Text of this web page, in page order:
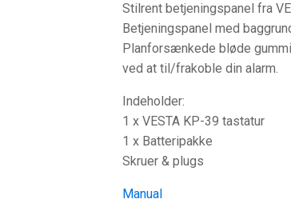
Stilrent betjeningspanel fra
Betjeningspanel med
Planforsænkede bløde
ved at til/frakoble din alarm.
Indeholder:
1 x VESTA KP-39 tastatur
1 x Batteripakke
Skruer & plugs
Manual